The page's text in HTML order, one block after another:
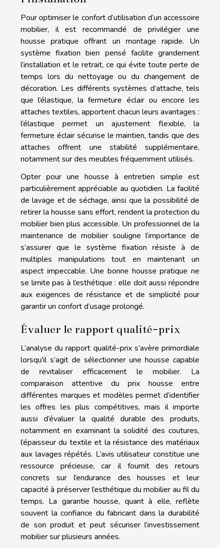
Pour optimiser le confort d’utilisation d’un accessoire
mobilier, il est recommandé de privilégier une
housse pratique offrant un montage rapide. Un
système fixation bien pensé facilite grandement
l’installation et le retrait, ce qui évite toute perte de
temps lors du nettoyage ou du changement de
décoration. Les différents systèmes d’attache, tels
que l’élastique, la fermeture éclair ou encore les
attaches textiles, apportent chacun leurs avantages :
l’élastique permet un ajustement flexible, la
fermeture éclair sécurise le maintien, tandis que des
attaches offrent une stabilité supplémentaire,
notamment sur des meubles fréquemment utilisés.
Opter pour une housse à entretien simple est
particulièrement appréciable au quotidien. La facilité
de lavage et de séchage, ainsi que la possibilité de
retirer la housse sans effort, rendent la protection du
mobilier bien plus accessible. Un professionnel de la
maintenance de mobilier souligne l’importance de
s’assurer que le système fixation résiste à de
multiples manipulations tout en maintenant un
aspect impeccable. Une bonne housse pratique ne
se limite pas à l’esthétique : elle doit aussi répondre
aux exigences de résistance et de simplicité pour
garantir un confort d’usage prolongé.
Évaluer le rapport qualité-prix
L’analyse du rapport qualité-prix s’avère primordiale
lorsqu'il s’agit de sélectionner une housse capable
de revitaliser efficacement le mobilier. La
comparaison attentive du prix housse entre
différentes marques et modèles permet d’identifier
les offres les plus compétitives, mais il importe
aussi d’évaluer la qualité durable des produits,
notamment en examinant la solidité des coutures,
l’épaisseur du textile et la résistance des matériaux
aux lavages répétés. L’avis utilisateur constitue une
ressource précieuse, car il fournit des retours
concrets sur l’endurance des housses et leur
capacité à préserver l’esthétique du mobilier au fil du
temps. La garantie housse, quant à elle, reflète
souvent la confiance du fabricant dans la durabilité
de son produit et peut sécuriser l’investissement
mobilier sur plusieurs années.